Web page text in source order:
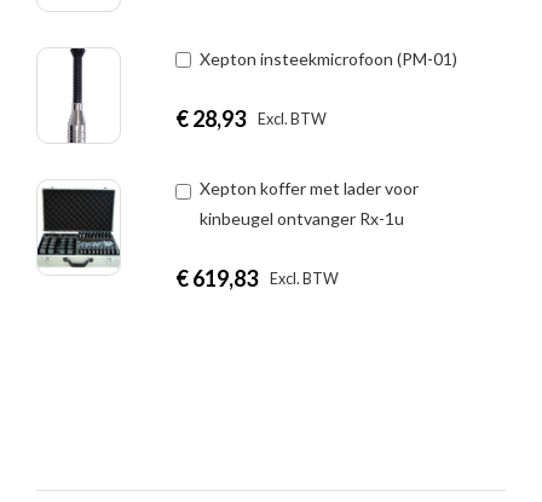
Xepton insteekmicrofoon (PM-01)
€28,93 Excl. BTW
Xepton koffer met lader voor
kinbeugel ontvanger Rx-1u
€619,83 Excl. BTW